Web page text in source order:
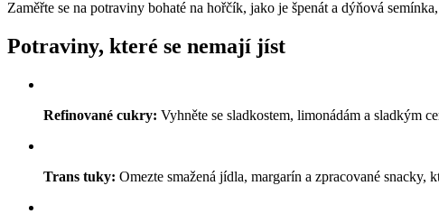
Zaměřte se na potraviny bohaté na hořčík, jako je špenát a dýňová
Potraviny, které se nemají jíst
Refinované cukry: Vyhněte se sladkostem, limonádám a sladkým
Trans tuky: Omezte smažená jídla, margarín a zpracované snacky,